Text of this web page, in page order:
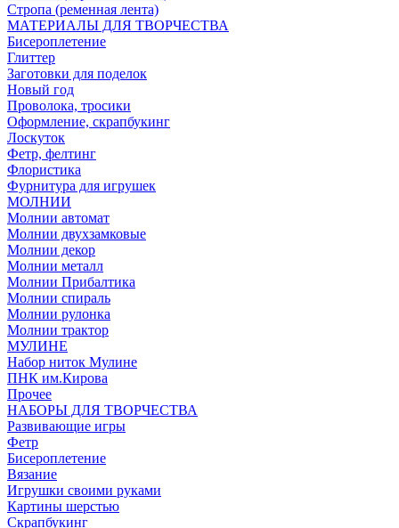
Стропа (ременная лента)
МАТЕРИАЛЫ ДЛЯ ТВОРЧЕСТВА
Бисероплетение
Глиттер
Заготовки для поделок
Новый год
Проволока, тросики
Оформление, скрапбукинг
Лоскуток
Фетр, фелтинг
Флористика
Фурнитура для игрушек
МОЛНИИ
Молнии автомат
Молнии двухзамковые
Молнии декор
Молнии металл
Молнии Прибалтика
Молнии спираль
Молнии рулонка
Молнии трактор
МУЛИНЕ
Набор ниток Мулине
ПНК им.Кирова
Прочее
НАБОРЫ ДЛЯ ТВОРЧЕСТВА
Развивающие игры
Фетр
Бисероплетение
Вязание
Игрушки своими руками
Картины шерстью
Скрапбукинг